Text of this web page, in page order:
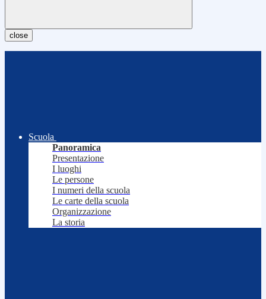
close
Scuola
Panoramica
Presentazione
I luoghi
Le persone
I numeri della scuola
Le carte della scuola
Organizzazione
La storia